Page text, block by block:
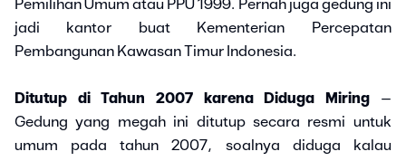
Pemilihan Umum atau PPU 1999. Pernah juga gedung ini
jadi kantor buat Kementerian Percepatan
Pembangunan Kawasan Timur Indonesia.
Ditutup di Tahun 2007 karena Diduga Miring –
Gedung yang megah ini ditutup secara resmi untuk
umum pada tahun 2007, soalnya diduga kalau